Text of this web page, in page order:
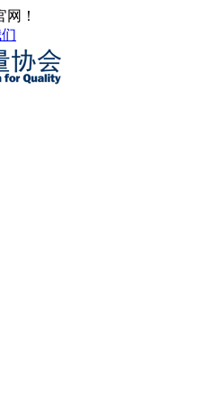
！